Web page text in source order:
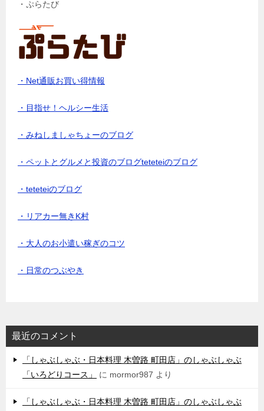
・ぷらたび
・Net通販お買い得情報
・目指せ！ヘルシー生活
・みねしましゃちょーのブログ
・ペットとグルメと投資のブログteteteiのブログ
・teteteiのブログ
・リアカー無きK村
・大人のお小遣い稼ぎのコツ
・日常のつぶやき
最近のコメント
「しゃぶしゃぶ・日本料理 木曽路 町田店」のしゃぶしゃぶ
「いろどりコース」
に mormor987 より
「しゃぶしゃぶ・日本料理 木曽路 町田店」のしゃぶしゃぶ